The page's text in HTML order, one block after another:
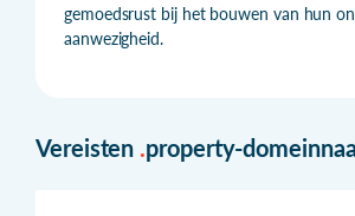
gemoedsrust bij het bouwen van hun
aanwezigheid.
Vereisten .property-